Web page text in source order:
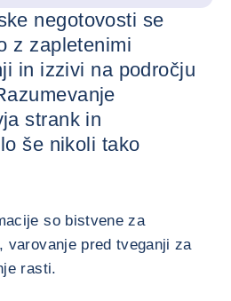
negotovosti se
z zapletenimi
in izzivi na področju
strank in
še nikoli tako
so bistvene za
varovanje pred tveganji za
rasti.